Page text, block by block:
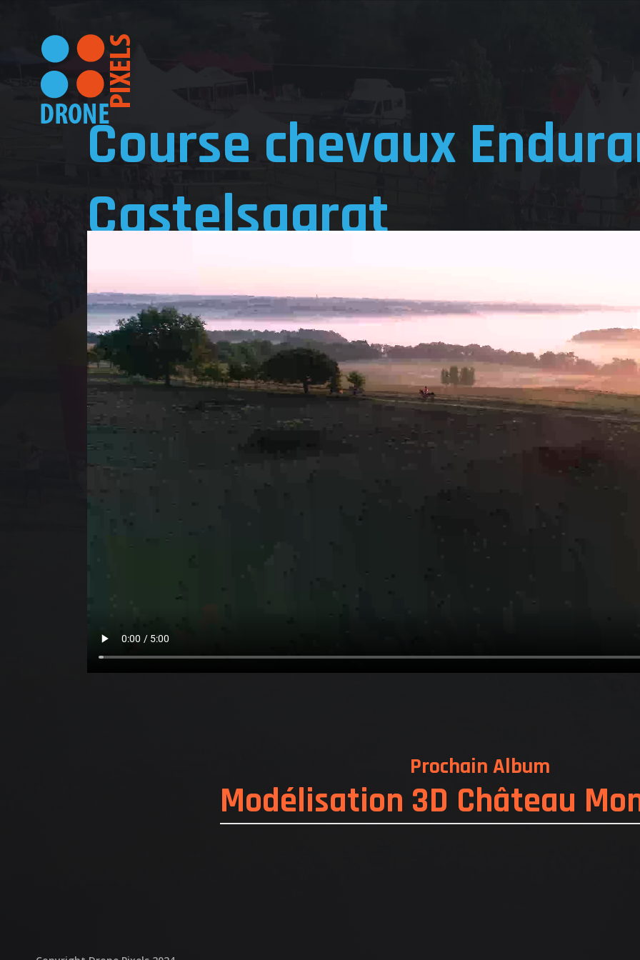
ACCUEIL
NOS DIFFERENTES
NOS REALISATIONS
QUI EST DERRIERE
NOUS CONTACTER
ATTESTATIONS
Course chevaux
Castelsagrat
Prochain Album
Modélisation 3D Château